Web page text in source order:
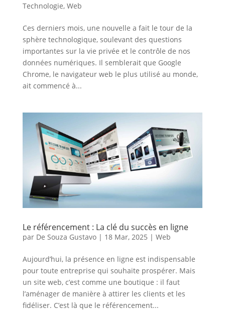
Technologie, Web
Ces derniers mois, une nouvelle a fait le tour de la
sphère technologique, soulevant des questions
importantes sur la vie privée et le contrôle de nos
données numériques. Il semblerait que Google
Chrome, le navigateur web le plus utilisé au monde,
ait commencé à...
Le référencement : La clé du succès en ligne
par De Souza Gustavo| 18 Mar, 2025 | Web
Aujourd’hui, la présence en ligne est indispensable
pour toute entreprise qui souhaite prospérer. Mais
un site web, c’est comme une boutique : il faut
l’aménager de manière à attirer les clients et les
fidéliser. C’est là que le référencement...